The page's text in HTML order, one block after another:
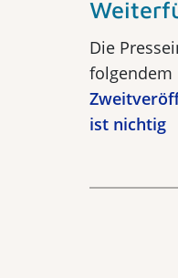
Die
folgendem
ist nichtig